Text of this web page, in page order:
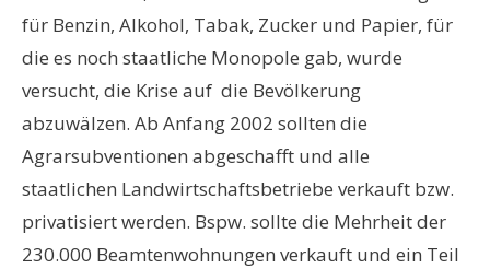
für Benzin, Alkohol, Tabak, Zucker und Papier, für
die es noch staatliche Monopole gab, wurde
versucht, die Krise auf die Bevölkerung
abzuwälzen. Ab Anfang 2002 sollten die
Agrarsubventionen abgeschafft und alle
staatlichen Landwirtschaftsbetriebe verkauft bzw.
privatisiert werden. Bspw. sollte die Mehrheit der
230.000 Beamtenwohnungen verkauft und ein Teil